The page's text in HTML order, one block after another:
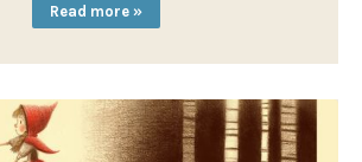
Read more »